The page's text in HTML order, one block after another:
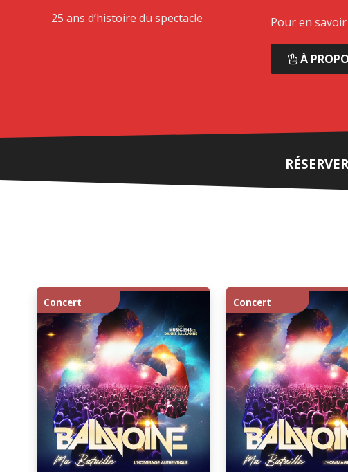
25 ans d’histoire du spectacle Pour en
À
Concert Concert